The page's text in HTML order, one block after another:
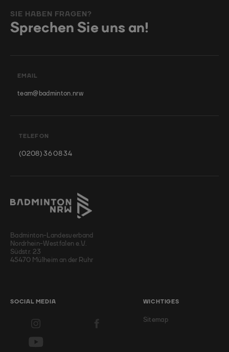
SIE HABEN FRAGEN?
Sprechen Sie uns an!
EMAIL
team@badminton.nrw
TELEFON
(0208) 36 08 34
Badminton-Landesverband
Nordrhein-Westfalen e.V.
Südstr. 23
45470 Mülheim an der Ruhr
SOCIAL MEDIA WICHTIGES
Sitemap